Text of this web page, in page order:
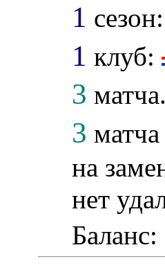
1
1 клуб:
3 матча.
3
на
нет